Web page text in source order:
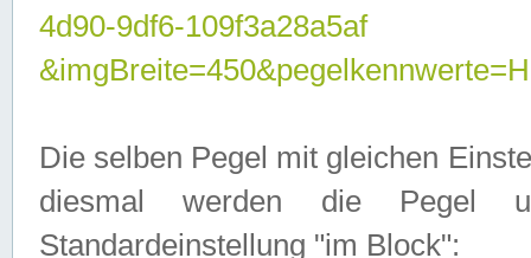
4d90-9df6-109f3a28a5af
Die selben Pegel mit gleichen
diesmal werden die Pegel
Standardeinstellung "im Block":